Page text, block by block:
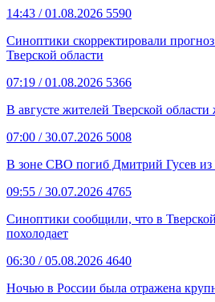
14:43 / 01.08.2026 5590
Синоптики скорректировали
Тверской области
07:19 / 01.08.2026 5366
В августе жителей Тверской
07:00 / 30.07.2026 5008
В зоне СВО погиб Дмитрий Гусев из
09:55 / 30.07.2026 4765
Синоптики сообщили, что в Тверской
похолодает
06:30 / 05.08.2026 4640
Ночью в России была отражена